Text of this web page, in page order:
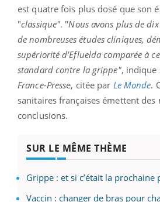
est quatre fois plus dosé que son
"classique". "Nous avons plus de
de nombreuses études cliniques,
supériorité d’Efluelda comparée à
standard contre la grippe", indique
France-Presse, citée par Le Monde.
sanitaires françaises émettent des
conclusions.
SUR LE MÊME THÈME
Grippe : et si c’était la prochaine
Vaccin : changer de bras pour